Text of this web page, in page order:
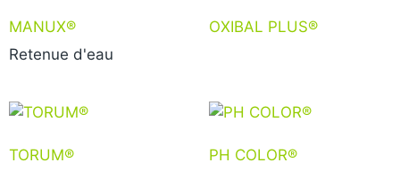
MANUX®
Retenue d'eau
OXIBAL PLUS®
TORUM®
PH COLOR®